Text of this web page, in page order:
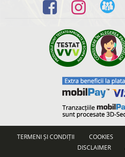
TERMENI ȘI CONDIȚII COOKIES
DISCLAIMER